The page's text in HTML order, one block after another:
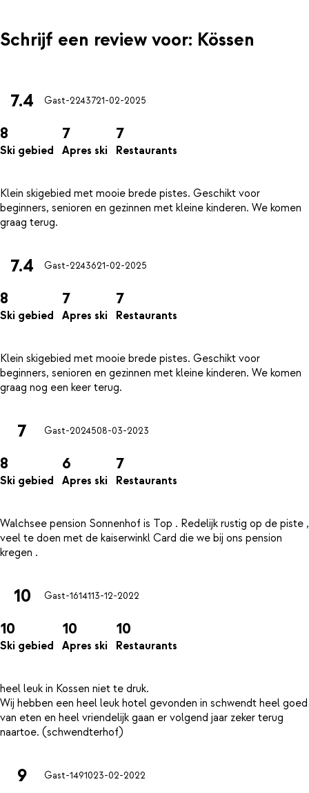
Schrijf een review voor: Kössen
7.4 Gast-2243721-02-2025
8
Ski gebied
7
Apres ski
7
Restaurants
Klein skigebied met mooie brede pistes. Geschikt voor
beginners, senioren en gezinnen met kleine kinderen. We komen
7.4 Gast-2243621-02-2025
8
Ski gebied
7
Apres ski
7
Restaurants
Klein skigebied met mooie brede pistes. Geschikt voor
beginners, senioren en gezinnen met kleine kinderen. We komen
7 Gast-2024508-03-2023
8
Ski gebied
6
Apres ski
7
Restaurants
Walchsee pension Sonnenhof is Top . Redelijk rustig op de piste ,
veel te doen met de kaiserwinkl Card die we bij ons pension
10 Gast-1614113-12-2022
10
Ski gebied
10
Apres ski
10
Restaurants
heel leuk in Kossen niet te druk.
Wij hebben een heel leuk hotel gevonden in schwendt heel goed
van eten en heel vriendelijk gaan er volgend jaar zeker terug
9 Gast-1491023-02-2022